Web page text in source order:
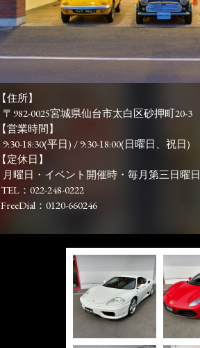
【住所】
〒982-0025宮城県仙台市太白区砂押町20-3
【営業時間】
9:30-18:30(平日) / 9:30-18:00(日曜日、祝日)
【定休日】
月曜日・イベント開催時・毎月第三日曜日
TEL：022-248-0222
FreeDial：0120-660246